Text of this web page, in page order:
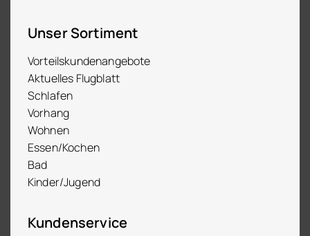
Unser Sortiment
Vorteilskundenangebote
Aktuelles Flugblatt
Schlafen
Vorhang
Wohnen
Essen/Kochen
Bad
Kinder/Jugend
Kundenservice